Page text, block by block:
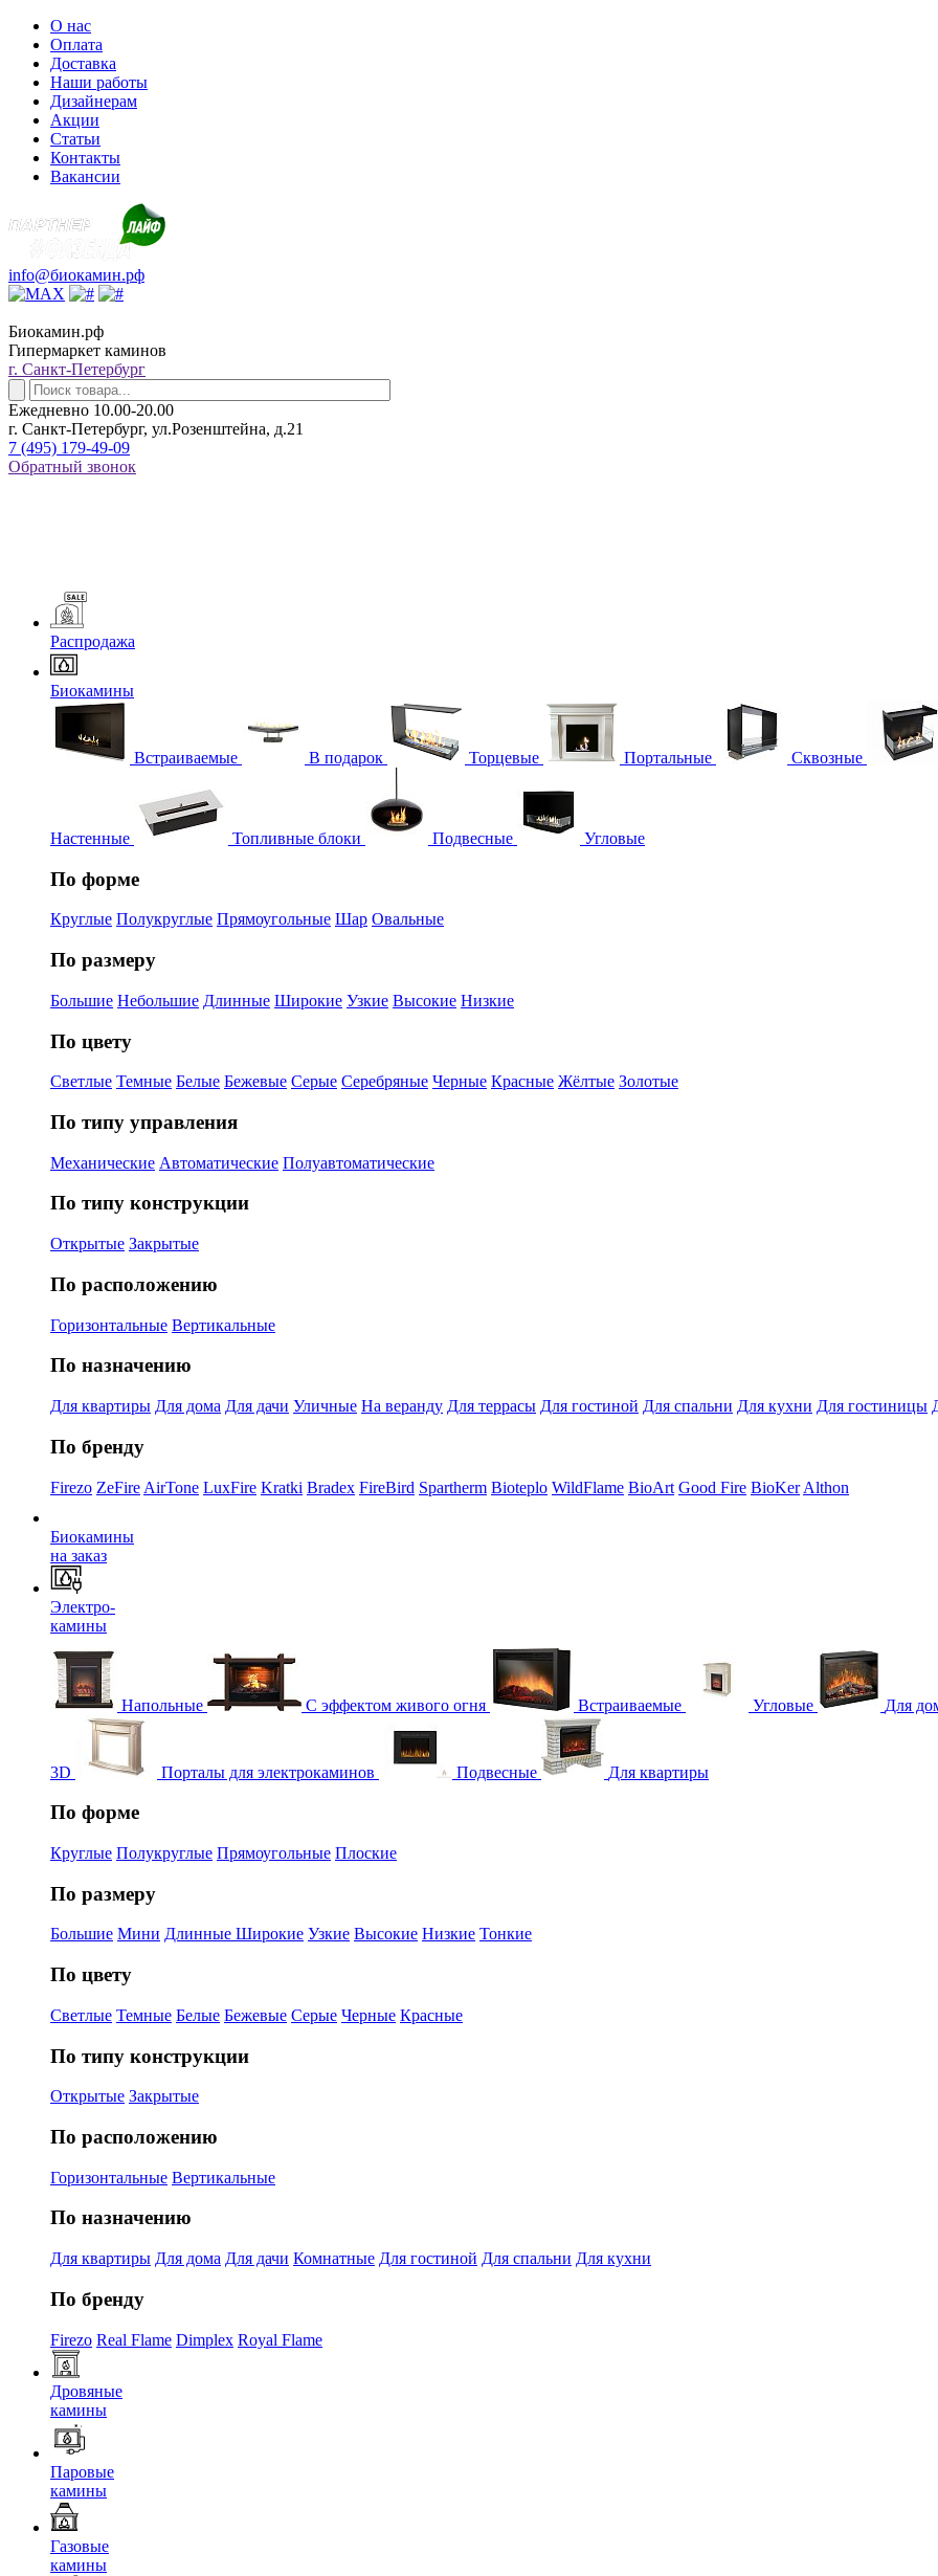
О нас
Оплата
Доставка
Наши работы
Дизайнерам
Акции
Статьи
Контакты
Вакансии
info@биокамин.рф
Биокамин.рф
Гипермаркет каминов
г. Санкт-Петербург
Ежедневно 10.00-20.00
г. Санкт-Петербург, ул.Розенштейна, д.21
7 (495) 179-49-09
Обратный звонок
Распродажа
Биокамины
Встраиваемые В подарок Торцевые Портальные Сквозные
Настенные Топливные блоки Подвесные Угловые
По форме
Круглые Полукруглые Прямоугольные Шар Овальные
По размеру
Большие Небольшие Длинные Широкие Узкие Высокие Низкие
По цвету
Светлые Темные Белые Бежевые Серые Серебряные Черные Красные Жёлтые Золотые
По типу управления
Механические Автоматические Полуавтоматические
По типу конструкции
Открытые Закрытые
По расположению
Горизонтальные Вертикальные
По назначению
Для квартиры Для дома Для дачи Уличные На веранду Для террасы Для гостиной Для спальни Для кухни Для гостиницы
По бренду
Firezo ZeFire AirTone LuxFire Kratki Bradex FireBird Spartherm Bioteplo WildFlame BioArt Good Fire BioKer Althon
Биокамины
на заказ
Электро-
камины
Напольные С эффектом живого огня Встраиваемые Угловые Для
3D Порталы для электрокаминов Подвесные Для квартиры
По форме
Круглые Полукруглые Прямоугольные Плоские
По размеру
Большие Мини Длинные Широкие Узкие Высокие Низкие Тонкие
По цвету
Светлые Темные Белые Бежевые Серые Черные Красные
По типу конструкции
Открытые Закрытые
По расположению
Горизонтальные Вертикальные
По назначению
Для квартиры Для дома Для дачи Комнатные Для гостиной Для спальни Для кухни
По бренду
Firezo Real Flame Dimplex Royal Flame
Дровяные
камины
Паровые
камины
Газовые
камины